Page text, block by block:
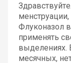
менструации,
Флуконазол
применять
выделениях.
месячных,